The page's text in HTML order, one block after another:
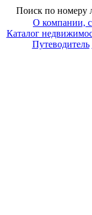
Поиск по номеру
О компании,
Каталог
Путеводитель